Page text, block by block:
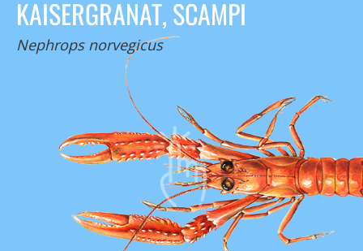
KAISERGRANAT, SCAMPI
Nephrops norvegicus